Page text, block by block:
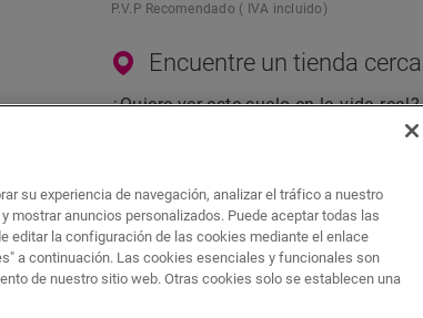
P.V.P Recomendado ( IVA incluido)
Encuentre un tienda cerca
¿Quiere ver este suelo en la vida
se preocupe! Siempre hay un tienda
¿No está seguro de si este
su experiencia de navegación, analizar el tráfico a nuestro
mostrar anuncios personalizados. Puede aceptar todas las
editar la configuración de las cookies mediante el enlace
a continuación. Las cookies esenciales y funcionales son
de nuestro sitio web. Otras cookies solo se establecen una